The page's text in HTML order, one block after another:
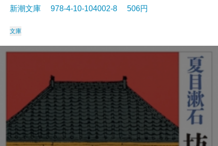
新潮文庫 978-4-10-104002-8 506円
文庫